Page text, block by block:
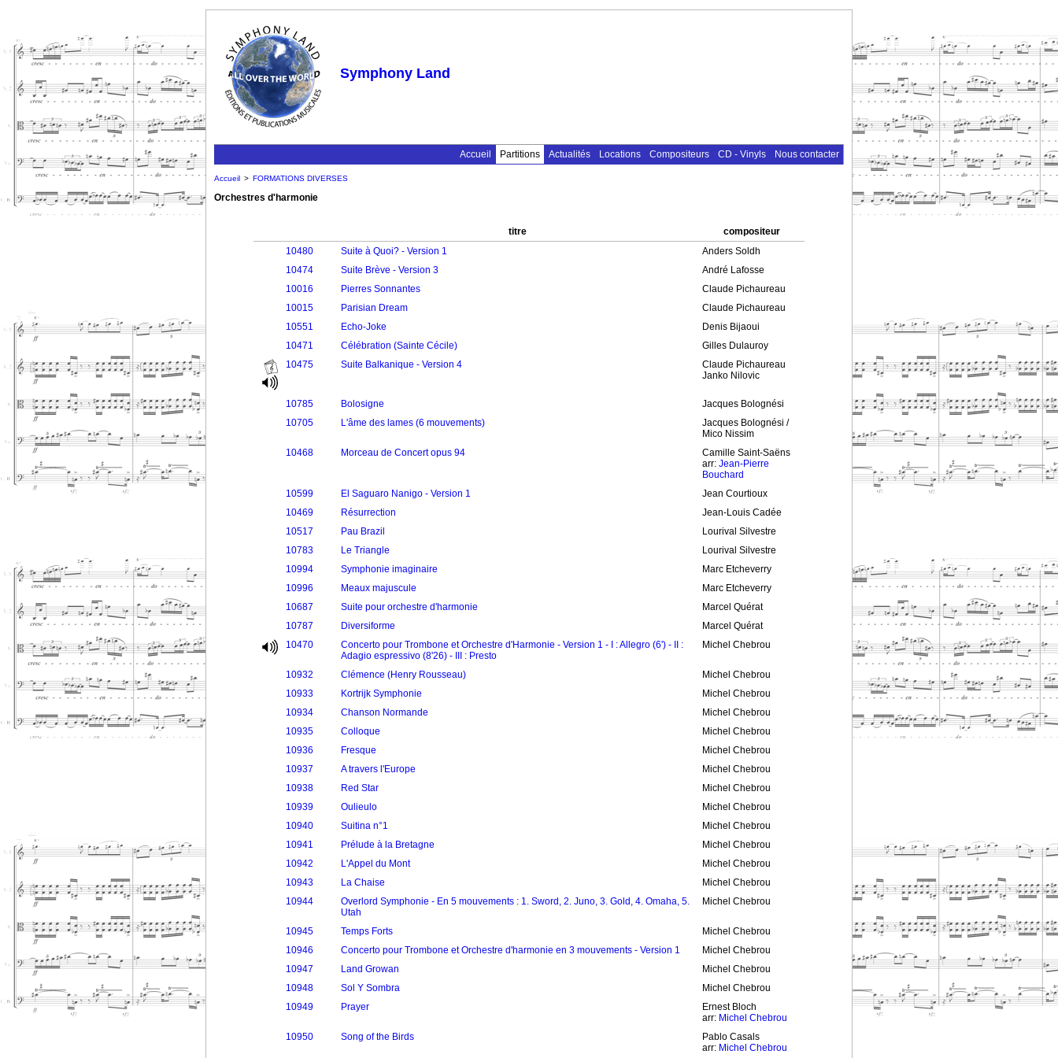
Symphony Land
Accueil Partitions Actualités Locations Compositeurs CD - Vinyls Nous contacter
Accueil > FORMATIONS DIVERSES
Orchestres d'harmonie
titre
compositeur
10480
Suite à Quoi? - Version 1
Anders Soldh
10474
Suite Brève - Version 3
André Lafosse
10016
Pierres Sonnantes
Claude Pichaureau
10015
Parisian Dream
Claude Pichaureau
10551
Echo-Joke
Denis Bijaoui
10471
Célébration (Sainte Cécile)
Gilles Dulauroy
10475
Suite Balkanique - Version 4
Claude Pichaureau
Janko Nilovic
10785 Bolosigne
Jacques Bolognési
10705
L'âme des lames (6 mouvements)
Jacques Bolognési /
Mico Nissim
10468
Morceau de Concert opus 94
Camille Saint-Saëns
arr: Jean-Pierre
Bouchard
10599
El Saguaro Nanigo - Version 1
Jean Courtioux
10469
Résurrection
Jean-Louis Cadée
10517
Pau Brazil
Lourival Silvestre
10783
Le Triangle
Lourival Silvestre
10994
Symphonie imaginaire
Marc Etcheverry
10996
Meaux majuscule
Marc Etcheverry
10687
Suite pour orchestre d'harmonie
Marcel Quérat
10787
Diversiforme
Marcel Quérat
10470
Concerto pour Trombone et Orchestre d'Harmonie - Version 1 - I : Allegro (6') - II :
Adagio espressivo (8'26) - III : Presto
Michel Chebrou
10932 Clémence (Henry Rousseau)
Michel Chebrou
10933
Kortrijk Symphonie
Michel Chebrou
10934
Chanson Normande
Michel Chebrou
10935
Colloque
Michel Chebrou
10936
Fresque
Michel Chebrou
10937
A travers l'Europe
Michel Chebrou
10938
Red Star
Michel Chebrou
10939
Oulieulo
Michel Chebrou
10940
Suitina n°1
Michel Chebrou
10941
Prélude à la Bretagne
Michel Chebrou
10942
L'Appel du Mont
Michel Chebrou
10943
La Chaise
Michel Chebrou
10944
Overlord Symphonie - En 5 mouvements : 1. Sword, 2. Juno, 3. Gold, 4. Omaha, 5.
Utah
Michel Chebrou
10945 Temps Forts
Michel Chebrou
10946
Concerto pour Trombone et Orchestre d'harmonie en 3 mouvements - Version 1
Michel Chebrou
10947
Land Growan
Michel Chebrou
10948
Sol Y Sombra
Michel Chebrou
10949
Prayer
Ernest Bloch
arr: Michel Chebrou
10950
Song of the Birds
Pablo Casals
arr: Michel Chebrou